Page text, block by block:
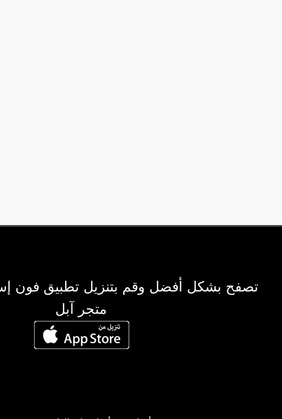
تصفح بشكل أفضل وقم بتنزيل تطبيق فون
متجر آبل